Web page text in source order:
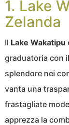
1. Lake
Zelanda
Il Lake Wakatipu
graduatoria con il
splendore nei
vanta una
frastagliate
apprezza la